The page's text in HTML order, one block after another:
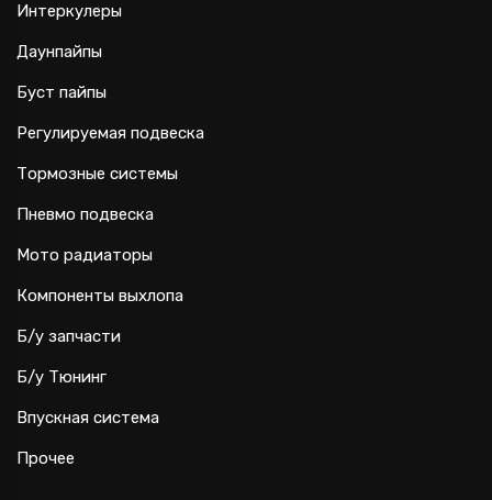
Интеркулеры
Даунпайпы
Буст пайпы
Регулируемая подвеска
Тормозные системы
Пневмо подвеска
Мото радиаторы
Компоненты выхлопа
Б/у запчасти
Б/у Тюнинг
Впускная система
Прочее